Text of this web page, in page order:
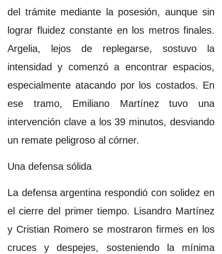
del trámite mediante la posesión, aunque sin
lograr fluidez constante en los metros finales.
Argelia, lejos de replegarse, sostuvo la
intensidad y comenzó a encontrar espacios,
especialmente atacando por los costados. En
ese tramo, Emiliano Martínez tuvo una
intervención clave a los 39 minutos, desviando
un remate peligroso al córner.
Una defensa sólida
La defensa argentina respondió con solidez en
el cierre del primer tiempo. Lisandro Martínez
y Cristian Romero se mostraron firmes en los
cruces y despejes, sosteniendo la mínima